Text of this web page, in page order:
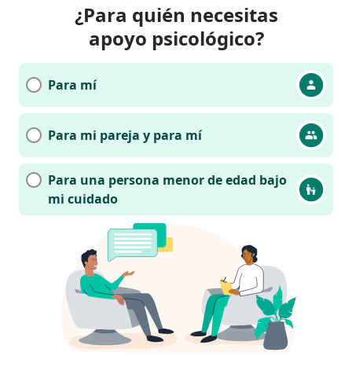
¿Para quién necesitas
apoyo psicológico?
Para mí
Para mi pareja y para mí
Para una persona menor de edad bajo
mi cuidado